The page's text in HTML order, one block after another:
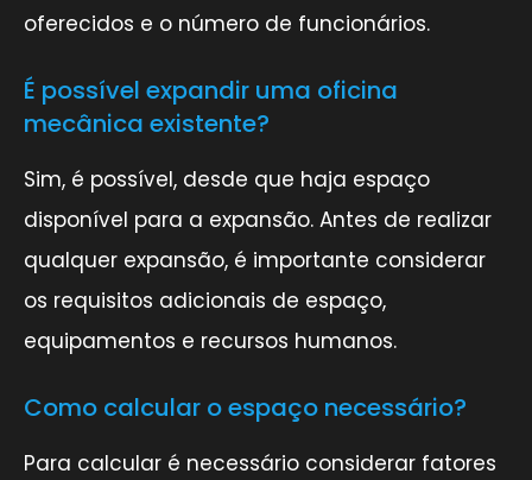
oferecidos e o número de funcionários.
É possível expandir uma oficina
mecânica existente?
Sim, é possível, desde que haja espaço
disponível para a expansão. Antes de realizar
qualquer expansão, é importante considerar
os requisitos adicionais de espaço,
equipamentos e recursos humanos.
Como calcular o espaço necessário?
Para calcular é necessário considerar fatores